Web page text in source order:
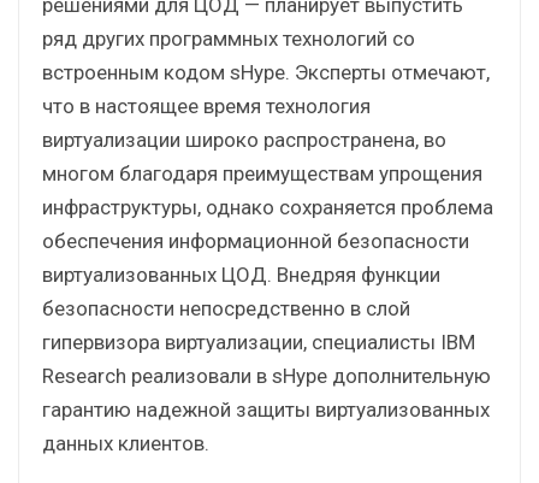
ряд других программных технологий со
встроенным кодом sHype. Эксперты отмечают,
что в настоящее время технология
виртуализации широко распространена, во
многом благодаря преимуществам упрощения
инфраструктуры, однако сохраняется проблема
обеспечения информационной безопасности
виртуализованных ЦОД. Внедряя функции
безопасности непосредственно в слой
гипервизора виртуализации, специалисты IBM
Research реализовали в sHype дополнительную
гарантию надежной защиты виртуализованных
данных клиентов.